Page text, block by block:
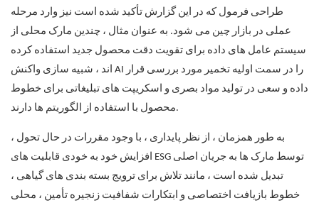
طراحی فرمول که در این گزارش تأکید شده است نیز وارد مرحله
عملی در بازار چین می شود. به عنوان مثال ، چندین مارک محلی از
سیستم عامل های داده برای تقویت دقت محصول جدید استفاده کرده
اند ، شبیه سازی واکنش AI را در سمت اولیه تخمیر مورد بررسی قرار
داده و سعی در تولید مواد بصری و اسکریپت های تبلیغاتی برای خطوط
محصول با استفاده از الگوریتم ها دارند.
به طور همزمان ، از نظر پایداری ، با وجود مقررات در حال تحول ،
افزایش خود به خودی قابلیت های ESG توسط مارک ها به جریان اصلی
تبدیل شده است ، مانند تلاش برای ترویج بسته بندی های گیاهی ،
خطوط بازیافت اختصاصی و ابتکارات شفافیت زنجیره تأمین ، محلی